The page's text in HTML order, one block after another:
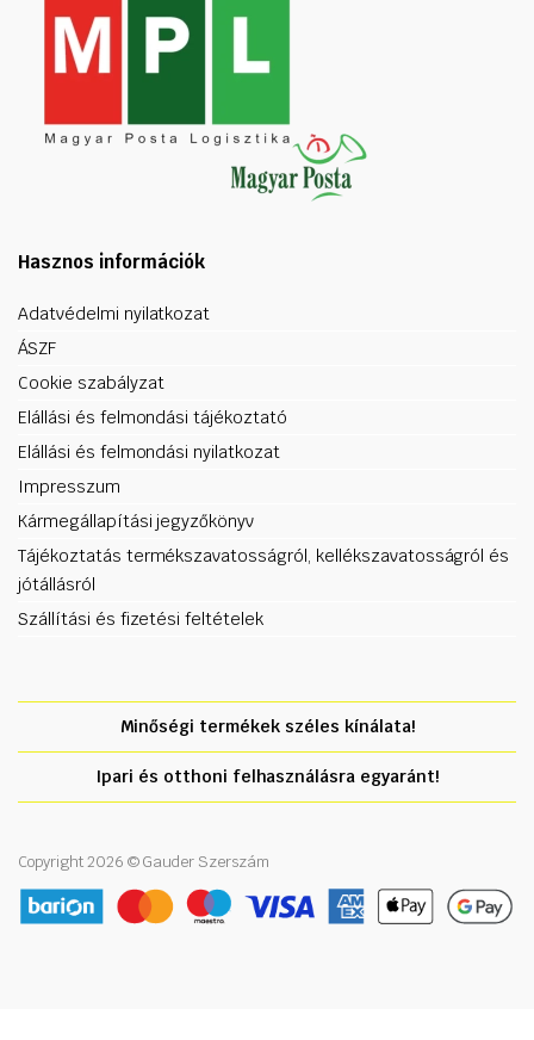
Hasznos információk
Adatvédelmi nyilatkozat
ÁSZF
Cookie szabályzat
Elállási és felmondási tájékoztató
Elállási és felmondási nyilatkozat
Impresszum
Kármegállapítási jegyzőkönyv
Tájékoztatás termékszavatosságról, kellékszavatosságról és
jótállásról
Szállítási és fizetési feltételek
Minőségi termékek széles kínálata!
Ipari és otthoni felhasználásra egyaránt!
Copyright 2026 © Gauder Szerszám